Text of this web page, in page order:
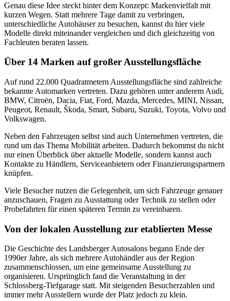
Genau diese Idee steckt hinter dem Konzept: Markenvielfalt mit
kurzen Wegen. Statt mehrere Tage damit zu verbringen,
unterschiedliche Autohäuser zu besuchen, kannst du hier viele
Modelle direkt miteinander vergleichen und dich gleichzeitig von
Fachleuten beraten lassen.
Über 14 Marken auf großer Ausstellungsfläche
Auf rund 22.000 Quadratmetern Ausstellungsfläche sind zahlreiche
bekannte Automarken vertreten. Dazu gehören unter anderem Audi,
BMW, Citroën, Dacia, Fiat, Ford, Mazda, Mercedes, MINI, Nissan,
Peugeot, Renault, Škoda, Smart, Subaru, Suzuki, Toyota, Volvo und
Volkswagen.
Neben den Fahrzeugen selbst sind auch Unternehmen vertreten, die
rund um das Thema Mobilität arbeiten. Dadurch bekommst du nicht
nur einen Überblick über aktuelle Modelle, sondern kannst auch
Kontakte zu Händlern, Serviceanbietern oder Finanzierungspartnern
knüpfen.
Viele Besucher nutzen die Gelegenheit, um sich Fahrzeuge genauer
anzuschauen, Fragen zu Ausstattung oder Technik zu stellen oder
Probefahrten für einen späteren Termin zu vereinbaren.
Von der lokalen Ausstellung zur etablierten Messe
Die Geschichte des Landsberger Autosalons begann Ende der
1990er Jahre, als sich mehrere Autohändler aus der Region
zusammenschlossen, um eine gemeinsame Ausstellung zu
organisieren. Ursprünglich fand die Veranstaltung in der
Schlossberg-Tiefgarage statt. Mit steigenden Besucherzahlen und
immer mehr Ausstellern wurde der Platz jedoch zu klein.